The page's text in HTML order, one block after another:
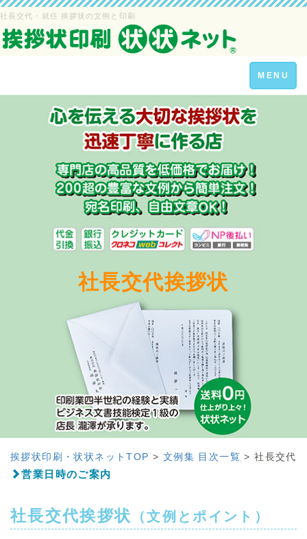
社長交代・就任 挨拶状の文例と印刷
Toggle
navigation
MENU
社長交代挨拶状
挨拶状印刷・状状ネットTOP > 文例集 目次一覧 >社長交代
営業日時のご案内
社長交代挨拶状 （文例とポイント）